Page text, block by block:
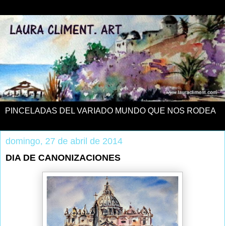
PINCELADAS DEL VARIADO MUNDO QUE NOS RODEA
domingo, 27 de abril de 2014
DIA DE CANONIZACIONES